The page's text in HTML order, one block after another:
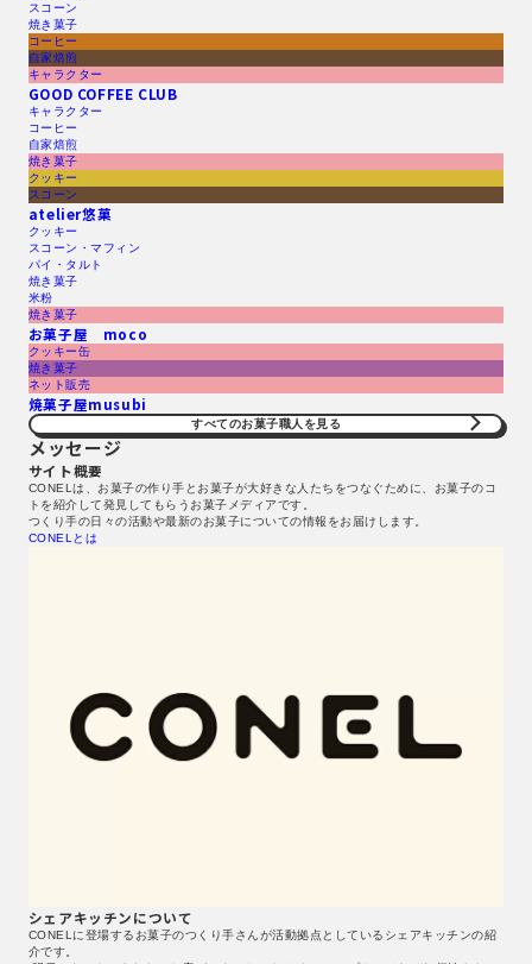
スコーン
焼き菓子
コーヒー
自家焙煎
キャラクター
GOOD COFFEE CLUB
キャラクター
コーヒー
自家焙煎
焼き菓子
クッキー
スコーン
atelier悠菓
クッキー
スコーン・マフィン
パイ・タルト
焼き菓子
米粉
焼き菓子
お菓子屋 moco
クッキー缶
焼き菓子
ネット販売
焼菓子屋musubi
すべてのお菓子職人を見る​
メッセージ
サイト概要
CONELは、お菓子の作り手とお菓子が大好きな人たちをつなぐために、お菓子のコ
トを紹介して発見してもらうお菓子メディアです。
つくり手の日々の活動や最新のお菓子についての情報をお届けします。
CONELとは
シェアキッチンについて
CONELに登場するお菓子のつくり手さんが活動拠点としているシェアキッチンの紹
介です。